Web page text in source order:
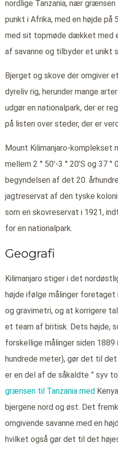
nordlige Tanzania, nær
punkt i Afrika, med en højde på
med sit topmøde dækket med
af savanne og tilbyder et unikt
Bjerget og skove der omgiver
dyreliv rig, herunder mange
udgør en nationalpark, der er
på listen over steder, der er
Mount Kilimanjaro-komplekset
mellem 2 ° 50′-3 ° 20’S og 37 °
begyndelsen af det 20.
jagtreservat af den tyske
som en skovreservat i 1921,
for en nationalpark.
Geografi
Kilimanjaro stiger i det
højde ifølge målinger foretaget
og gravimetri, og at korrigere
et team af britisk. Dets højde,
forskellige målinger siden
hundrede meter), gør det til
er en del af de såkaldte ” syv
grænsen til Tanzania med
bjergene nord og øst. Det
omgivende savanne med en
hvilket også gør det til det